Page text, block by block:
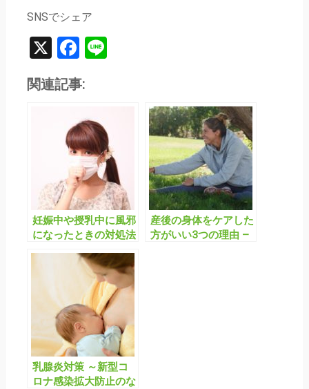
SNSでシェア
X Facebook
Line
関連記事:
妊娠中や授乳中に風邪
になったときの対処法
産後の身体をケアした
方がいい3つの理由 –
乳腺炎対策 ～新型コ
ロナ感染拡大防止のな